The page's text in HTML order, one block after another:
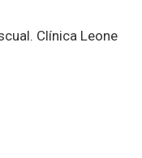
Clínica Leone